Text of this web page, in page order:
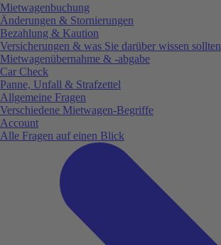
Mietwagenbuchung
Änderungen & Stornierungen
Bezahlung & Kaution
Versicherungen & was Sie darüber wissen sollten
Mietwagenübernahme & -abgabe
Car Check
Panne, Unfall & Strafzettel
Allgemeine Fragen
Verschiedene Mietwagen-Begriffe
Account
Alle Fragen auf einen Blick